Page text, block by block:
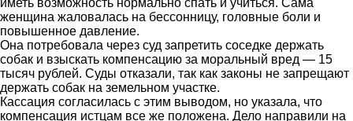
женщина жаловалась на бессонницу, головные боли и
повышенное давление.
Она потребовала через суд запретить соседке держать
собак и взыскать компенсацию за моральный вред — 15
тысяч рублей. Суды отказали, так как законы не запрещают
держать собак на земельном участке.
Кассация согласилась с этим выводом, но указала, что
компенсация истцам все же положена. Дело направили на